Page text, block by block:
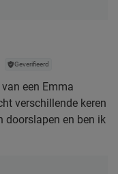
Geverifieerd
een Emma
verschillende keren
doorslapen en ben ik